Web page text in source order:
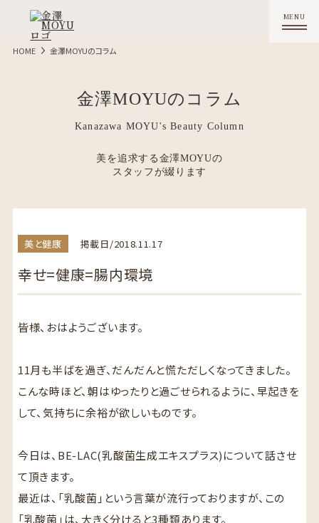
HOME 金澤MOYUのコラム
金澤MOYUのコラム
Kanazawa MOYU's Beauty Column
美を追求する金澤MOYUの
スタッフが綴ります
美と健康 掲載日/2018.11.17
幸せ=健康=腸内環境
皆様、おはようございます。
11月も半ばを過ぎ、だんだんと慌ただしくなってきました。
こんな時ほど、朝はゆったりと過ごせられるように、早起きを
して、気持ちに余裕が欲しいものです。
今日は、BE-LAC(乳酸菌生成エキスプラス)について話させ
て頂きます。
最近は、「乳酸菌」という言葉が流行っておりますが、この
「乳酸菌」は、大きく分けると3種類あります。